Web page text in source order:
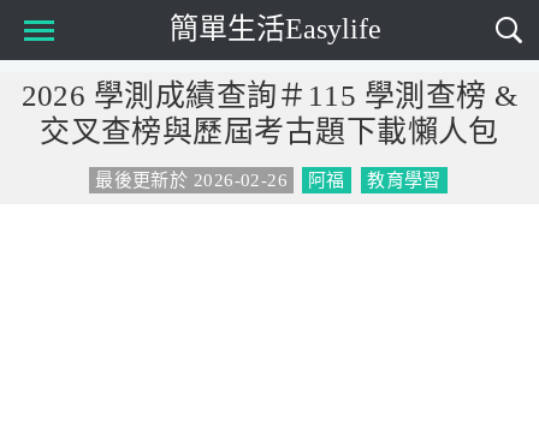
簡單生活Easylife
Main Menu
2026 學測成績查詢＃115 學測查榜 &
交叉查榜與歷屆考古題下載懶人包
最後更新於 2026-02-26 阿福 教育學習